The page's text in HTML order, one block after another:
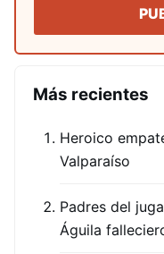
Más recientes
Heroico
Valparaíso
Padres del
Águila